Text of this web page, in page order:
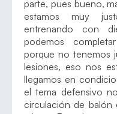
parte, pues bueno,
estamos muy
entrenando con
podemos
porque no tenemos
lesiones, eso nos
llegamos en
el tema defensivo
circulación de balón